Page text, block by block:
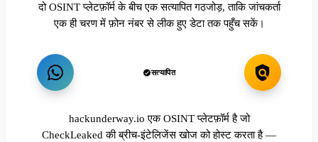
दो OSINT प्लेटफ़ॉर्म के बीच एक सत्यापित गठजोड़, ताकि जांचकर्ता
एक ही चरण में फ़ोन नंबर से लीक हुए डेटा तक पहुँच सकें।
सत्यापित
hackunderway.io एक OSINT प्लेटफ़ॉर्म है जो
CheckLeaked की ब्रीच-इंटेलिजेंस खोज को होस्ट करता है —